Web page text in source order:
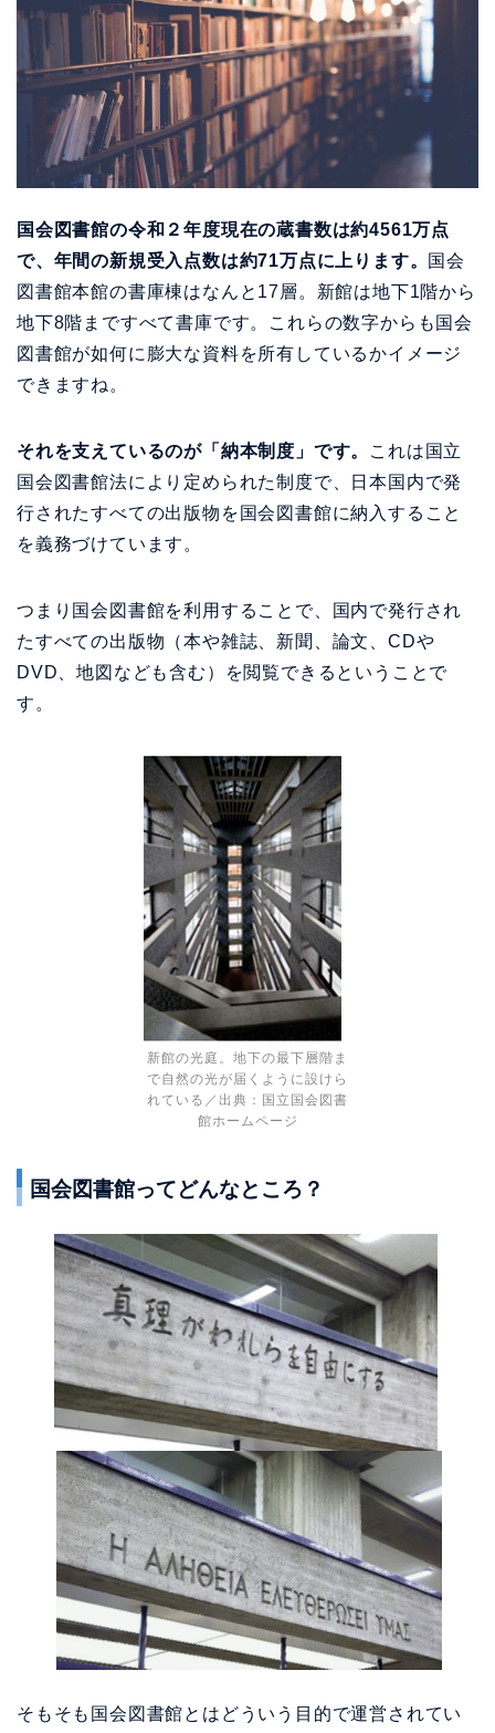
国会図書館の令和２年度現在の蔵書数は約4561万点
で、年間の新規受入点数は約71万点に上ります。 国会
図書館本館の書庫棟はなんと17層。新館は地下1階から
地下8階まですべて書庫です。これらの数字からも国会
図書館が如何に膨大な資料を所有しているかイメージ
できますね。
それを支えているのが「納本制度」です。
これは国立
国会図書館法により定められた制度で、日本国内で発
行されたすべての出版物を国会図書館に納入すること
を義務づけています。
つまり国会図書館を利用することで、国内で発行され
たすべての出版物（本や雑誌、新聞、論文、CDや
DVD、地図なども含む）を閲覧できるということで
す。
新館の光庭。地下の最下層階ま
で自然の光が届くように設けら
れている／出典：国立国会図書
館ホームページ
国会図書館ってどんなところ？
そもそも国会図書館とはどういう目的で運営されてい